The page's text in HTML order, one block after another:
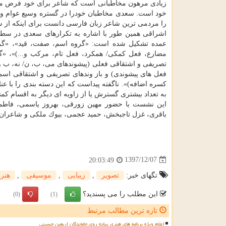
زیادی مرهون مخاطبانی است كه شاعر برای خود فرض
خود است. سعدی مخاطبان خودرا در گستره وسیع
را مردمی ترین شاعر زبان فارسی دانست برای اینكه
اشراقی همین طور با اشاره به تكرارهای سعدی در
عمده تشكیل شده است: «گروه اسم، صفت، قید»،
مضارع، فعل كمكی/ همكرد، فعل تام، مركب و...)»،
تصریفی و اشتقاقی فعلی (پیشوندهای می، ب، ن/ نه، ب
فعل های پیشوندی) و باز وندهای تصریفی و اشتقاقی
كسره اضافه)». ناگفته پیداست كه این دسته بندی را با
به تعداد بیشتری گسترش یا از زاویه ای دیگر به اقسام
باقری، غزل تاجبخش، حمید عجمی، بیوك ملكی و
1397/12/07
20:03:49
تگهای خبر:
تصویر زیبایی موسیقی هنر
این مطلب را می پسندید؟ (1)
(0)
تازه ترین مطالب مرتبط
اعلام ویژه برنامه های هنری پیاده روی جاماندگان اربعین حسینی